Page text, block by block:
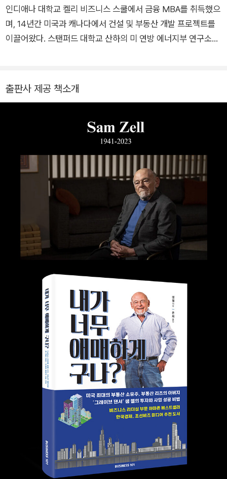
을 구축하는 데 공헌하여 뉴욕 증권 거래소의 “혁신가의 벽(Wall
of Innovators)”에 그의 자리를 차지하고 있다. 젤은 부동산을
비롯하여 에너지, 제조업, 물류, 헬스케어, 통신업 등 다양한 산업
인디애나 대학교 켈리 비즈니스 스쿨에서 금융 MBA를 취득했으
며, 14년간 미국과 캐나다에서 건설 및 부동산 개발 프로젝트를
이끌어왔다. 스탠퍼드 대학교 산하의 미 연방 에너지부 연구소에
에서 쉽게 접하기 어려운 고급 경제·투자 지식을 소개하고자 투자
재 그는 투자 심리와 데이터 기반 의사결정을 접목한 핀테크 기업
SigmaPlay Inc. 의 공동대표로서 AI와 행동재무학을 융합한 투
자 보조 기술 개발에 힘쓰고 있다.
출판사 제공 책소개